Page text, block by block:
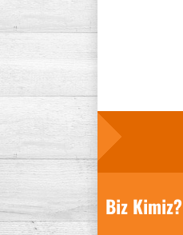
Biz Kimiz?